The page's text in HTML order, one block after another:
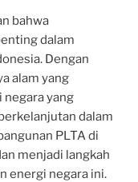
bahwa
dalam
Dengan
alam yang
negara yang
dalam
PLTA di
menjadi langkah
energi negara ini.